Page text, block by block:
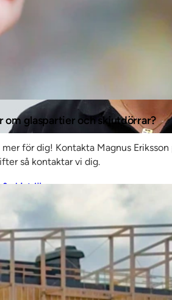
om glaspartier och skjutdörrar?
för dig! Kontakta Magnus
så kontaktar vi dig.
skjutdörrar